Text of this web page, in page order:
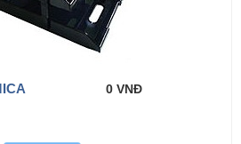
0 VNĐ